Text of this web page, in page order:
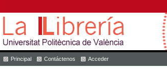
Principal Contáctenos Acceder